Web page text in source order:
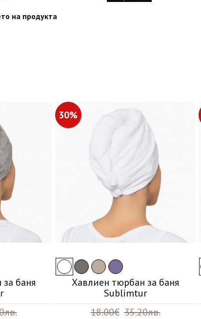
на продукта
баня
30%
Хавлиен тюрбан за баня
Sublimtur
18.00€ 35.20лв.